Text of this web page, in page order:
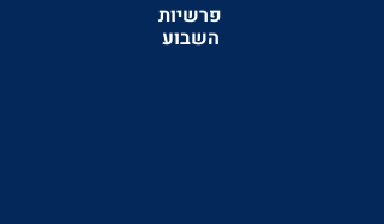
פרשיות
השבוע